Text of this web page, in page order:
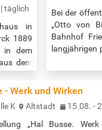
täglich
in
1889
in dem
dem
stehen
Bei der
„Otto von
Bahnhof
langjährigen
rasante
Arbeiter,
- Werk und Wirken
K Altstadt
15.08. -
„Hal Busse.